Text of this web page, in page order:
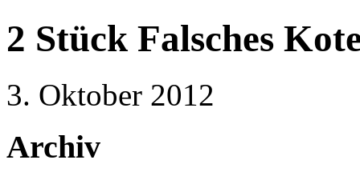
2 Stück Falsches
3. Oktober 2012
Archiv